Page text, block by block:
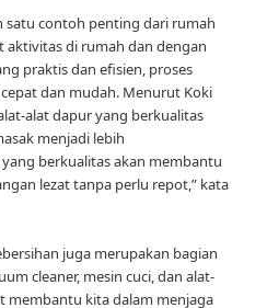
satu contoh penting dari rumah
aktivitas di rumah dan dengan
praktis dan efisien, proses
dan mudah. Menurut Koki
alat dapur yang berkualitas
menjadi lebih
berkualitas akan membantu
lezat tanpa perlu repot,” kata
juga merupakan bagian
cleaner, mesin cuci, dan alat-
membantu kita dalam menjaga